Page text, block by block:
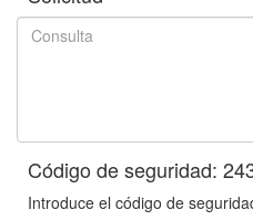
Código de seguridad:
Introduce el código de